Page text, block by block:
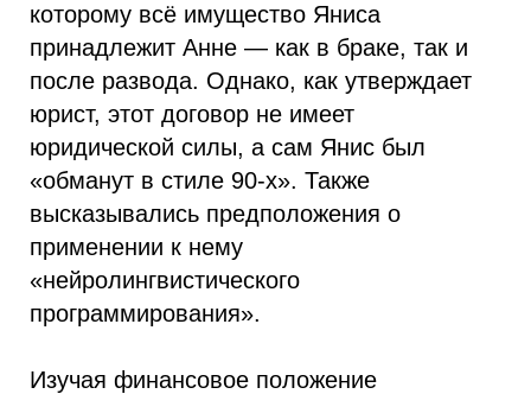
которому всё имущество Яниса
принадлежит Анне — как в браке, так и
после развода. Однако, как утверждает
юрист, этот договор не имеет
юридической силы, а сам Янис был
«обманут в стиле 90-х». Также
высказывались предположения о
применении к нему
«нейролингвистического
программирования».
Изучая финансовое положение